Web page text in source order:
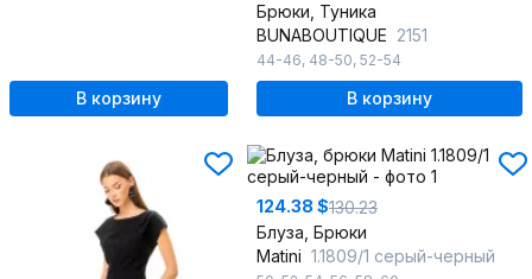
В корзину
Брюки, Туника
BUNABOUTIQUE 2151
44-46, 48-50, 52-54
В корзину
124.38 $130.23
Блуза, Брюки
Matini 1.1809/1 серый-черный